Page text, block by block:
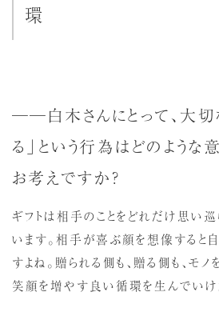
環
──白木さんにとって、大切
る」という行為はどのような
お考えですか？
ギフトは相手のことをどれだけ思い
います。相手が喜ぶ顔を想像すると
すよね。贈られる側も、贈る側も、モ
笑顔を増やす良い循環を生んでいけ